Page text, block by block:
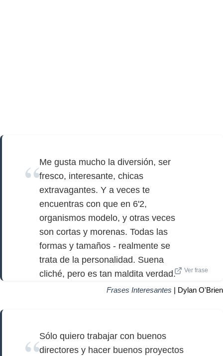
Me gusta mucho la diversión, ser
fresco, interesante, chicas
extravagantes. Y a veces te
encuentras con que en 6'2,
organismos modelo, y otras veces
son cortas y morenas. Todas las
formas y tamaños - realmente se
trata de la personalidad. Suena
cliché, pero es tan maldita verdad.
Ver frase
Frases Interesantes | Dylan O'Brien
Sólo quiero trabajar con buenos
directores y hacer buenos proyectos